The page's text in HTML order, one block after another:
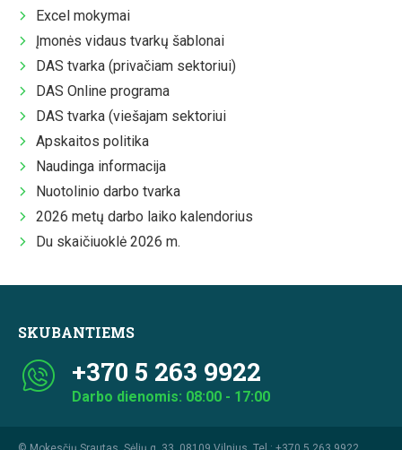
Excel mokymai
Įmonės vidaus tvarkų šablonai
DAS tvarka (privačiam sektoriui)
DAS Online programa
DAS tvarka (viešajam sektoriui
Apskaitos politika
Naudinga informacija
Nuotolinio darbo tvarka
2026 metų darbo laiko kalendorius
Du skaičiuoklė 2026 m.
SKUBANTIEMS
+370 5 263 9922
Darbo dienomis: 08:00 - 17:00